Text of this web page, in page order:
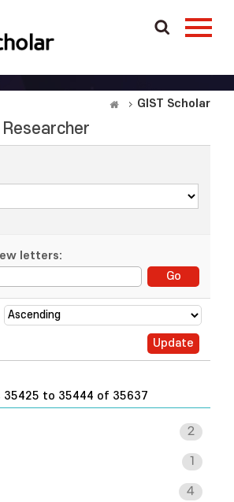
GIST Scholar
letters:
35425 to 35444 of 35637
2
1
4